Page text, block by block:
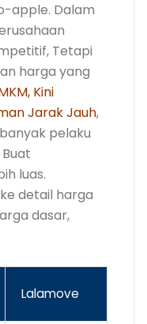
apple. Dalam
Tetapi
harga yang
Kini
Jarak Jauh,
pelaku
luas.
detail harga
dasar,
Lalamove